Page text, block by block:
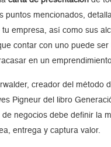
puntos mencionados,
tu empresa, así como sus
contar con uno puede ser
en un
creador del método
Pigneur del libro
negocios debe definir la
entrega y captura valor.